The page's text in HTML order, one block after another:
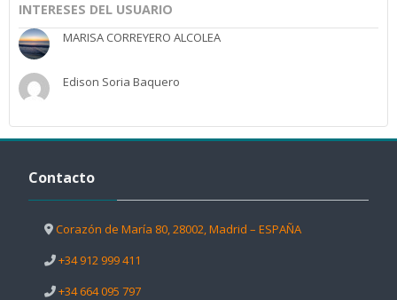
INTERESES DEL USUARIO
MARISA CORREYERO ALCOLEA
Edison Soria Baquero
Contacto
Corazón de María 80, 28002, Madrid – ESPAÑA
+34 912 999 411
+34 664 095 797